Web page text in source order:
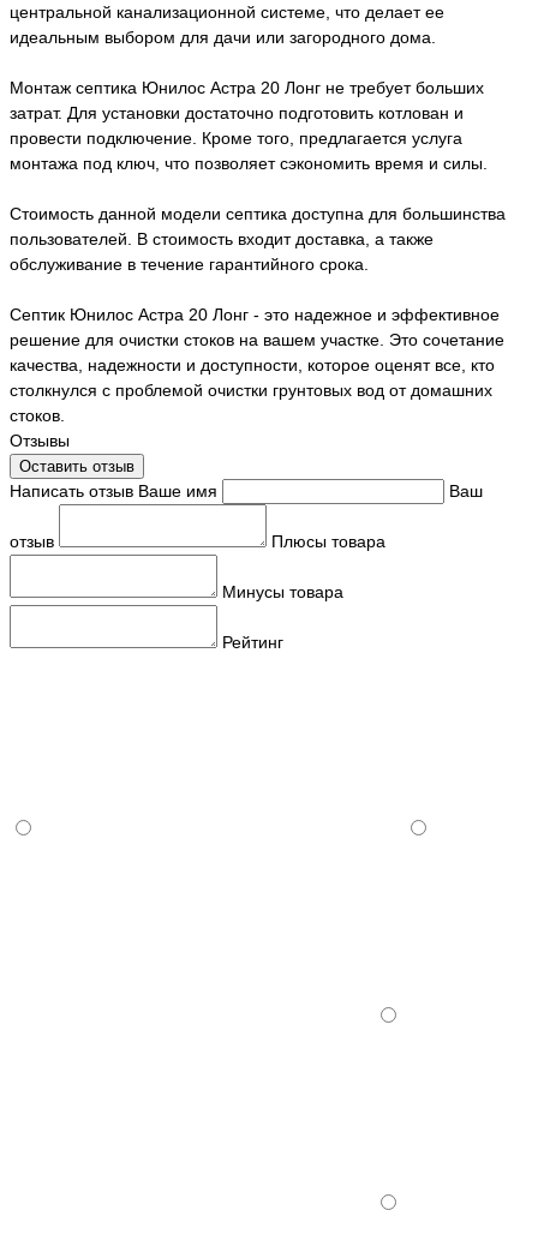
центральной канализационной системе, что делает ее
идеальным выбором для дачи или загородного дома.
Монтаж септика Юнилос Астра 20 Лонг не требует больших
затрат. Для установки достаточно подготовить котлован и
провести подключение. Кроме того, предлагается услуга
монтажа под ключ, что позволяет сэкономить время и силы.
Стоимость данной модели септика доступна для большинства
пользователей. В стоимость входит доставка, а также
обслуживание в течение гарантийного срока.
Септик Юнилос Астра 20 Лонг - это надежное и эффективное
решение для очистки стоков на вашем участке. Это сочетание
качества, надежности и доступности, которое оценят все, кто
столкнулся с проблемой очистки грунтовых вод от домашних
стоков.
Отзывы
Оставить отзыв
Написать отзыв Ваше имя Ваш
отзыв Плюсы товара
Минусы товара
Рейтинг